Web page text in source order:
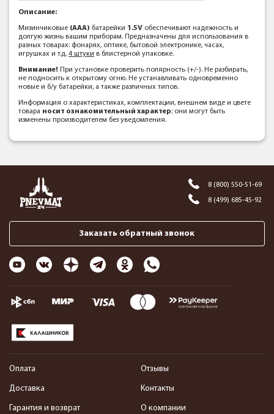
Описание:
Мизинчиковые (AAA) батарейки 1.5V обеспечивают надежность и
долгую жизнь вашим приборам. Предназначены для использования в
разных товарах: фонарях, оптике, бытовой электронике, часах,
игрушках и т.д. 4 штуки в блистерной упаковке.
Внимание! При установке проверить полярность (+/-). Не разбирать,
не подносить к открытому огню. Не устанавливать одновременно
новые и б/у батарейки, а также различных типов.
Информация о характеристиках, комплектации, внешнем виде и цвете
товара носит ознакомительный характер; они могут быть
изменены производителем без уведомления.
8 (800) 550-51-69
8 (499) 685-45-92
Заказать обратный звонок
Оплата
Доставка
Гарантия и возврат
Отзывы
Контакты
О компании